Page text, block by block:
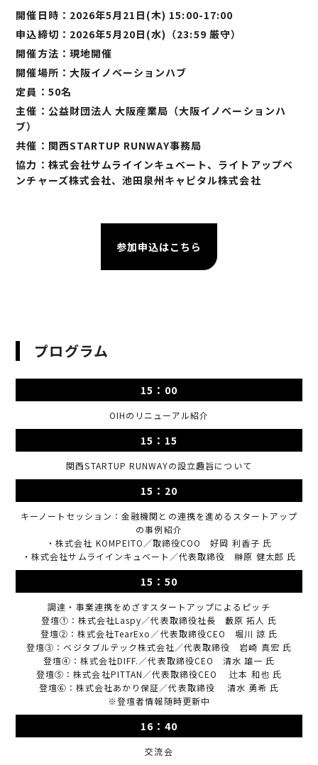
開催日時：2026年5月21日(木) 15:00-17:00
申込締切：2026年5月20日(水)（23:59 厳守）
開催方法：現地開催
開催場所：大阪イノベーションハブ
定員：50名
主催：公益財団法人 大阪産業局（大阪イノベーションハ
ブ）
共催：関西STARTUP RUNWAY事務局
協力：株式会社サムライインキュベート、ライトアップベ
ンチャーズ株式会社、池田泉州キャピタル株式会社
参加申込はこちら
プログラム
15：00
OIHのリニューアル紹介
15：15
関西STARTUP RUNWAYの設立趣旨について
15：20
キーノートセッション：金融機関との連携を進めるスタートアップ
の事例紹介
・株式会社 KOMPEITO／取締役COO 好岡 利香子 氏
・株式会社サムライインキュベート／代表取締役 榊原 健太郎 氏
15：50
調達・事業連携をめざすスタートアップによるピッチ
登壇①：株式会社Laspy／代表取締役社長 藪原 拓人 氏
登壇②：株式会社TearExo／代表取締役CEO 堀川 諒 氏
登壇③：ベジタブルテック株式会社／代表取締役 岩崎 真宏 氏
登壇④：株式会社DIFF.／代表取締役CEO 清水 雄一 氏
登壇⑤：株式会社PITTAN／代表取締役CEO 辻本 和也 氏
登壇⑥：株式会社あかり保証／代表取締役 清水 勇希 氏
※登壇者情報随時更新中
16：40
交流会